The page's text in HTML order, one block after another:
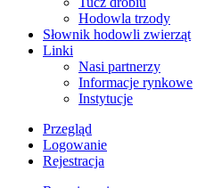
Hodowla trzody
Słownik hodowli zwierząt
Linki
Nasi partnerzy
Informacje rynkowe
Instytucje
Przegląd
Logowanie
Rejestracja